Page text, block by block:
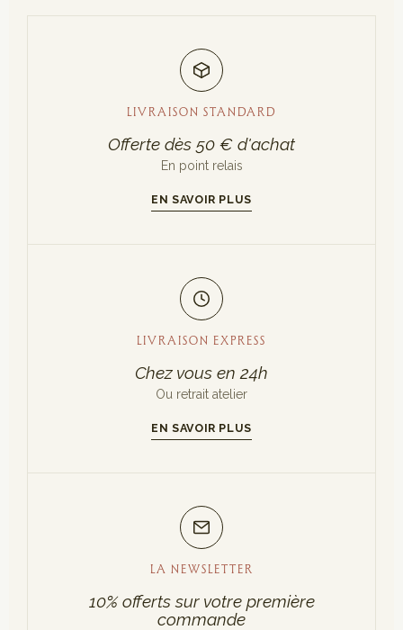
LIVRAISON STANDARD
Offerte dès 50 € d'achat
En point relais
EN SAVOIR PLUS
LIVRAISON EXPRESS
Chez vous en 24h
Ou retrait atelier
EN SAVOIR PLUS
LA NEWSLETTER
10% offerts sur votre première
commande